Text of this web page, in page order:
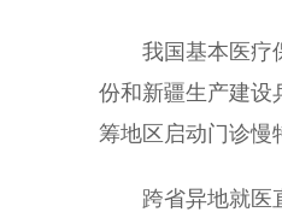
我国基本医疗保
份和新疆生产建设
筹地区启动门诊慢
跨省异地就医直